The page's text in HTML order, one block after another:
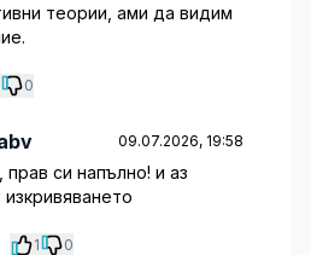
теории, ами да видим
0
09.07.2026, 19:58
си напълно! и аз
1 0